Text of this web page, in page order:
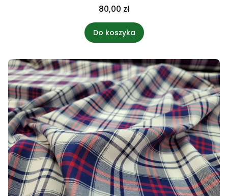
80,00 zł
Do koszyka